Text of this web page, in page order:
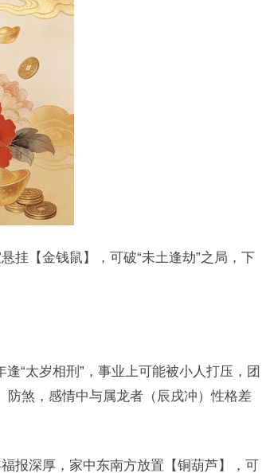
挂【金钱鼠】，可破“未土逢劫”之局，下
“太岁相刑”，事业上可能被小人打压，团
防煞，感情中与属龙者（辰戌冲）性格差
报深厚，家中东南方放置【铜葫芦】，可